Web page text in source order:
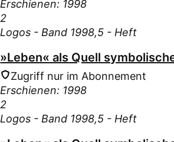
Erschienen: 1998
2
Logos - Band 1998,5 - Heft
»Leben« als Quell
Zugriff nur im Abonnement
Erschienen: 1998
2
Logos - Band 1998,5 - Heft